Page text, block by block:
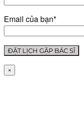
Email của bạn*
×